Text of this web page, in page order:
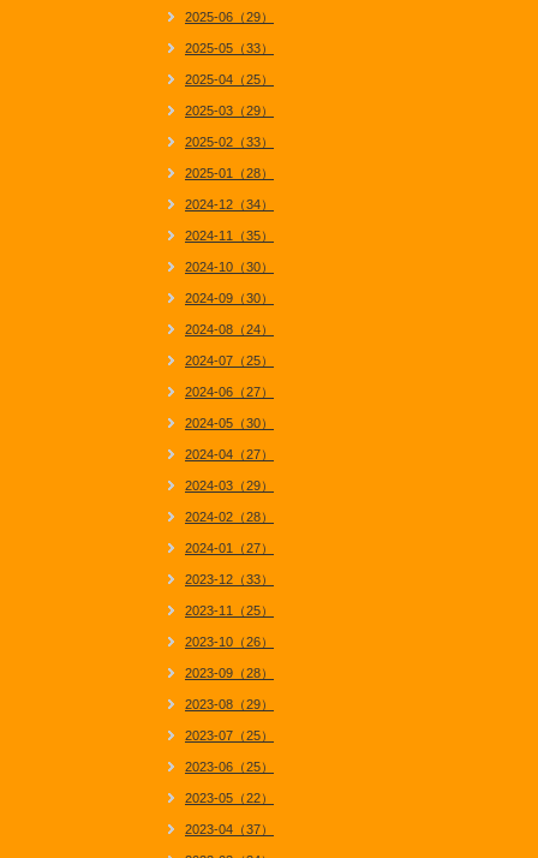
2025-06（29）
2025-05（33）
2025-04（25）
2025-03（29）
2025-02（33）
2025-01（28）
2024-12（34）
2024-11（35）
2024-10（30）
2024-09（30）
2024-08（24）
2024-07（25）
2024-06（27）
2024-05（30）
2024-04（27）
2024-03（29）
2024-02（28）
2024-01（27）
2023-12（33）
2023-11（25）
2023-10（26）
2023-09（28）
2023-08（29）
2023-07（25）
2023-06（25）
2023-05（22）
2023-04（37）